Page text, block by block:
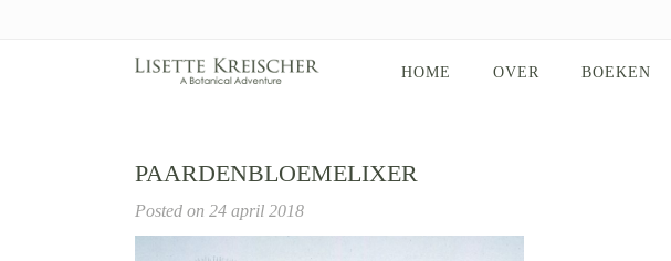
HOME OVER BOEKEN
PAARDENBLOEMELIXER
Posted on 24 april 2018